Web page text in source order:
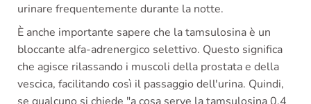
urinare frequentemente durante la notte.
È anche importante sapere che la tamsulosina è un
bloccante alfa-adrenergico selettivo. Questo significa
che agisce rilassando i muscoli della prostata e della
vescica, facilitando così il passaggio dell'urina. Quindi,